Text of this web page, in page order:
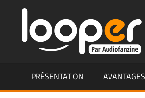
contenu
PRÉSENTATION AVANTAGES